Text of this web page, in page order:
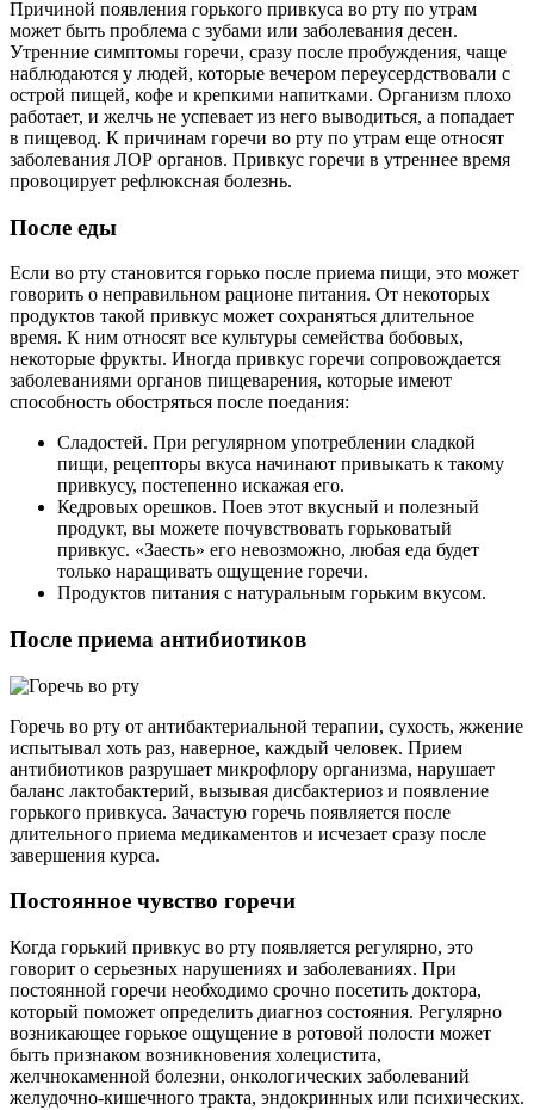
Причиной появления горького привкуса во рту по утрам
может быть проблема с зубами или заболевания десен.
Утренние симптомы горечи, сразу после пробуждения, чаще
наблюдаются у людей, которые вечером переусердствовали с
острой пищей, кофе и крепкими напитками. Организм плохо
работает, и желчь не успевает из него выводиться, а попадает
в пищевод. К причинам горечи во рту по утрам еще относят
заболевания ЛОР органов. Привкус горечи в утреннее время
провоцирует рефлюксная болезнь.
После еды
Если во рту становится горько после приема пищи, это может
говорить о неправильном рационе питания. От некоторых
продуктов такой привкус может сохраняться длительное
время. К ним относят все культуры семейства бобовых,
некоторые фрукты. Иногда привкус горечи сопровождается
заболеваниями органов пищеварения, которые имеют
способность обостряться после поедания:
Сладостей. При регулярном употреблении сладкой
пищи, рецепторы вкуса начинают привыкать к такому
привкусу, постепенно искажая его.
Кедровых орешков. Поев этот вкусный и полезный
продукт, вы можете почувствовать горьковатый
привкус. «Заесть» его невозможно, любая еда будет
только наращивать ощущение горечи.
Продуктов питания с натуральным горьким вкусом.
После приема антибиотиков
Горечь во рту от антибактериальной терапии, сухость, жжение
испытывал хоть раз, наверное, каждый человек. Прием
антибиотиков разрушает микрофлору организма, нарушает
баланс лактобактерий, вызывая дисбактериоз и появление
горького привкуса. Зачастую горечь появляется после
длительного приема медикаментов и исчезает сразу после
завершения курса.
Постоянное чувство горечи
Когда горький привкус во рту появляется регулярно, это
говорит о серьезных нарушениях и заболеваниях. При
постоянной горечи необходимо срочно посетить доктора,
который поможет определить диагноз состояния. Регулярно
возникающее горькое ощущение в ротовой полости может
быть признаком возникновения холецистита,
желчнокаменной болезни, онкологических заболеваний
желудочно-кишечного тракта, эндокринных или психических.